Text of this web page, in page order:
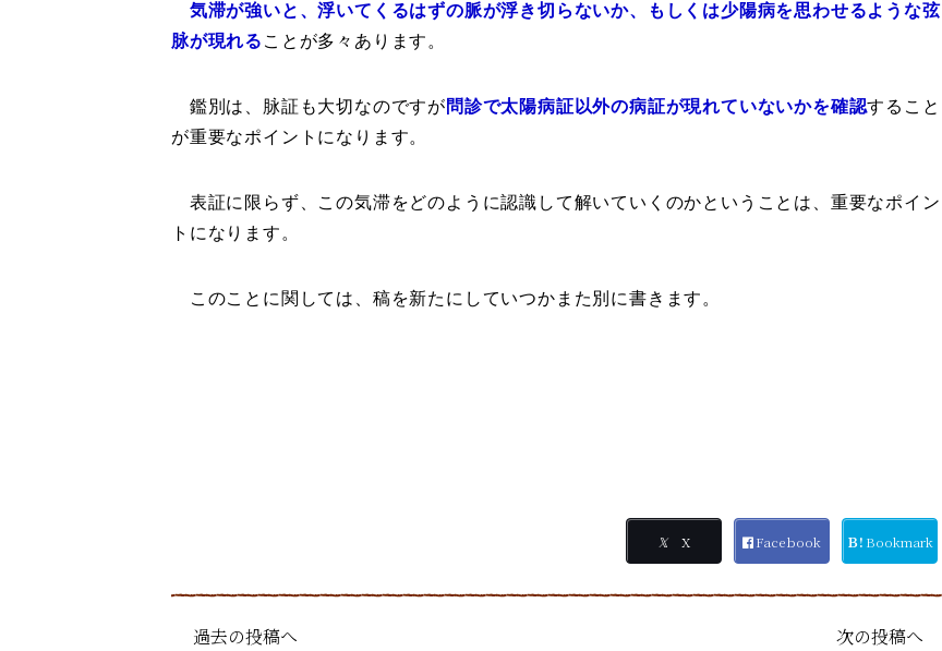
気滞が強いと、浮いてくるはずの脈が浮き切らないか、もしくは少陽病を思わせるような弦
脉が現れる ことが多々あります。
鑑別は、脉証も大切なのですが問診で太陽病証以外の病証が現れていないかを確認すること
が重要なポイントになります。
表証に限らず、この気滞をどのように認識して解いていくのかということは、重要なポイン
トになります。
このことに関しては、稿を新たにしていつかまた別に書きます。
𝕏 X Facebook Ｂ! Bookmark
過去の投稿へ 次の投稿へ